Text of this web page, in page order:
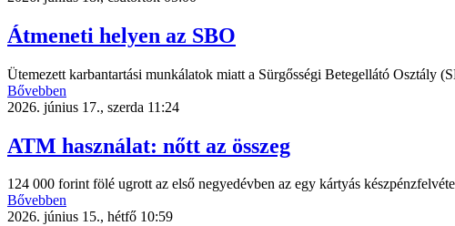
Átmeneti helyen az SBO
Ütemezett karbantartási munkálatok miatt a Sürgősségi Betegellátó Osztály
Bővebben
2026. június 17., szerda 11:24
ATM használat: nőtt az összeg
124 000 forint fölé ugrott az első negyedévben az egy kártyás
Bővebben
2026. június 15., hétfő 10:59